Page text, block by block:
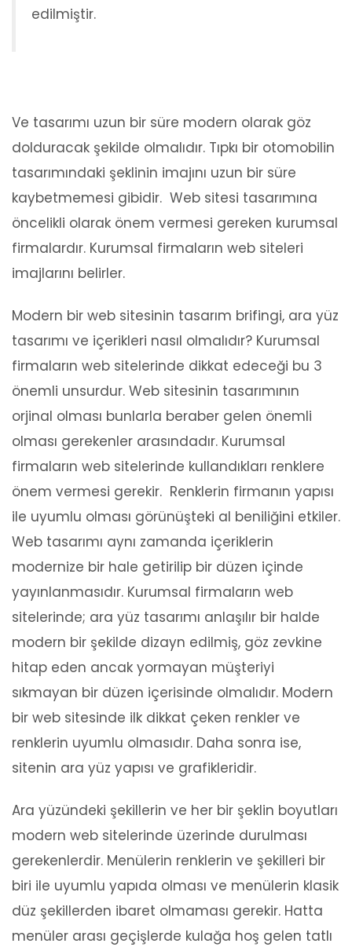
edilmiştir.
Ve tasarımı uzun bir süre modern olarak göz
dolduracak şekilde olmalıdır. Tıpkı bir otomobilin
tasarımındaki şeklinin imajını uzun bir süre
kaybetmemesi gibidir. Web sitesi tasarımına
öncelikli olarak önem vermesi gereken kurumsal
firmalardır. Kurumsal firmaların web siteleri
imajlarını belirler.
Modern bir web sitesinin tasarım brifingi, ara yüz
tasarımı ve içerikleri nasıl olmalıdır? Kurumsal
firmaların web sitelerinde dikkat edeceği bu 3
önemli unsurdur. Web sitesinin tasarımının
orjinal olması bunlarla beraber gelen önemli
olması gerekenler arasındadır. Kurumsal
firmaların web sitelerinde kullandıkları renklere
önem vermesi gerekir. Renklerin firmanın yapısı
ile uyumlu olması görünüşteki al beniliğini etkiler.
Web tasarımı aynı zamanda içeriklerin
modernize bir hale getirilip bir düzen içinde
yayınlanmasıdır. Kurumsal firmaların web
sitelerinde; ara yüz tasarımı anlaşılır bir halde
modern bir şekilde dizayn edilmiş, göz zevkine
hitap eden ancak yormayan müşteriyi
sıkmayan bir düzen içerisinde olmalıdır. Modern
bir web sitesinde ilk dikkat çeken renkler ve
renklerin uyumlu olmasıdır. Daha sonra ise,
sitenin ara yüz yapısı ve grafikleridir.
Ara yüzündeki şekillerin ve her bir şeklin boyutları
modern web sitelerinde üzerinde durulması
gerekenlerdir. Menülerin renklerin ve şekilleri bir
biri ile uyumlu yapıda olması ve menülerin klasik
düz şekillerden ibaret olmaması gerekir. Hatta
menüler arası geçişlerde kulağa hoş gelen tatlı